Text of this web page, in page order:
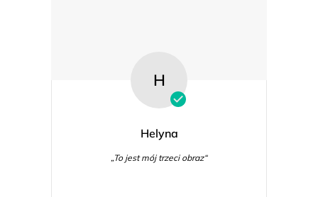
H
Helyna
„To jest mój trzeci obraz“